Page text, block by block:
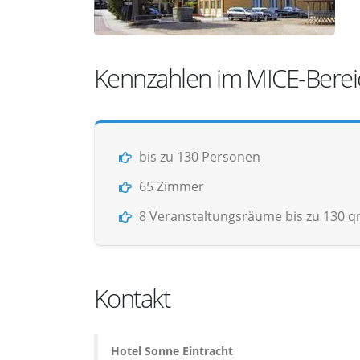
Kennzahlen im MICE-
bis zu 130 Personen
65 Zimmer
8 Veranstaltungsräume bis zu 130
Kontakt
Hotel Sonne Eintracht